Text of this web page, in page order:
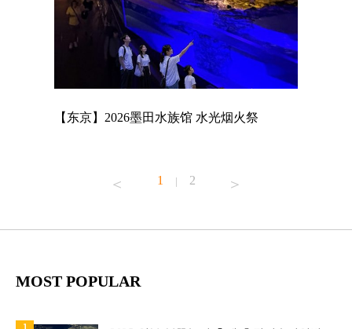
【东京】2026墨田水族馆 水光烟火祭
1 | 2
MOST POPULAR